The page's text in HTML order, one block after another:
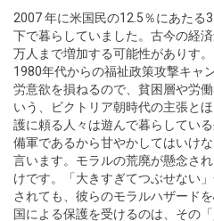
2007 年に米国民の12.5％にあたる
下で暮らしていました。古今の経
万人まで増加する可能性がありす
1980年代からの福祉政策攻撃キャ
労意欲を損ねるので、貧困層や労
いう、ビクトリア朝時代の主張と
護に頼る人々は遊んで暮らしてい
備軍であるから甘やかしてはいけ
言います。モラルの荒廃が懸念さ
けです。「大きすぎてつぶせない
されても、彼らのモラルハザード
国による保護を受けるのは、その